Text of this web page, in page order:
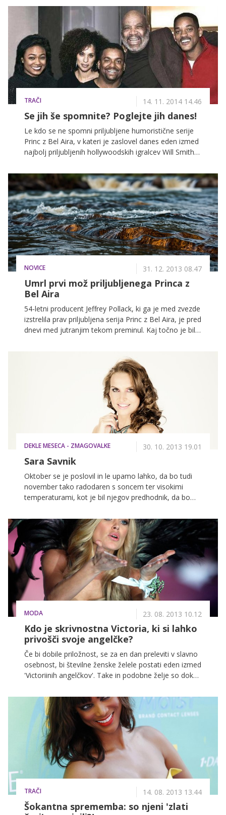
posvečene izobraževanju otrok o afriško-ameriški
zgodovini. Kaj pa danes počnejo ostali zvezdniki serije
Princ z Bel Aira?
TRAČI 14. 11. 2014 14.46
Se jih še spomnite? Poglejte jih danes!
Le kdo se ne spomni priljubljene humoristične serije
Princ z Bel Aira, v kateri je zaslovel danes eden izmed
najbolj priljubljenih hollywoodskih igralcev Will Smith?
začetku letošnjega leta pretresla novica o smrti
igralca Jamesa Averya, ki je upodobil strica Philla, jih je
te dni razveselila novica o ponovnem srečanju
nekdanjih zvezdnikov.
NOVICE 31. 12. 2013 08.47
Umrl prvi mož priljubljenega Princa z
Bel Aira
54-letni producent Jeffrey Pollack, ki ga je med zvezde
izstrelila prav priljubljena serija Princ z Bel Aira, je pred
dnevi med jutranjim tekom preminul. Kaj točno je bil
hollywoodska filmska industrija.
DEKLE MESECA - ZMAGOVALKE 30. 10. 2013 19.01
Sara Savnik
Oktober se je poslovil in le upamo lahko, da bo tudi
november tako radodaren s soncem ter visokimi
temperaturami, kot je bil njegov predhodnik, da bomo
nežne jesenske tone. Pravi užitek pa je pogledati tudi
na našo osveženo naslovnico, ki jo bo ves november
krasila simpatična modna oblikovalka ter perspektivna
manekenka Sara Savnik iz Ajdovščine.
MODA 23. 08. 2013 10.12
Kdo je skrivnostna Victoria, ki si lahko
privošči svoje angelčke?
Če bi dobile priložnost, se za en dan preleviti v slavno
osebnost, bi številne ženske želele postati eden izmed
'Victoriinih angelčkov'. Take in podobne želje so dokaz
ki velja za statusni simbol. Podatek, da je po vsem
svetu posejanih več kot tisoč trgovin blagovne
znamke Victoria's Secret in da zemeljsko oblo vsako
leto obkroži več kot 400 milijonov kopij njihovih
katalogov, ni nobena skrivnost. Vendarle pa so
določena dejstva o enem najuspešnejših modnih
družb na svetu povprečni modni navdušenki
precejšnja neznanka, zato vam jih nekaj razkrivamo
mi.
TRAČI 14. 08. 2013 13.44
Šokantna sprememba: so njeni 'zlati